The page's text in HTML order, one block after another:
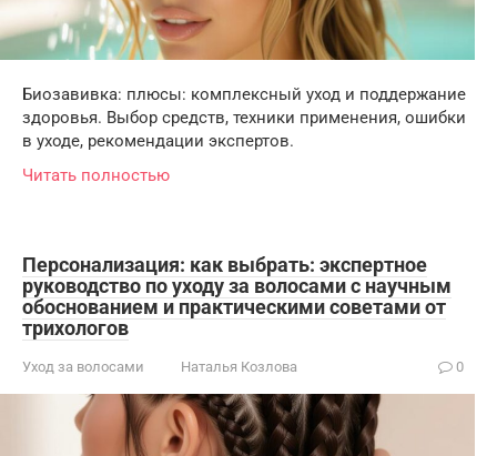
Биозавивка: плюсы: комплексный уход и поддержание
здоровья. Выбор средств, техники применения, ошибки
в уходе, рекомендации экспертов.
Читать полностью
Персонализация: как выбрать: экспертное
руководство по уходу за волосами с научным
обоснованием и практическими советами от
трихологов
Уход за волосами Наталья Козлова 0